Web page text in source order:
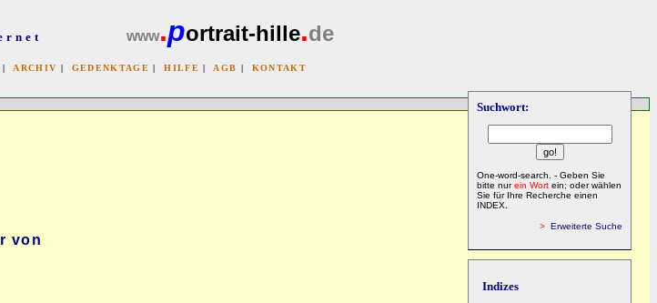
www.portrait-hille.de
| ARCHIV | GEDENKTAGE |HILFE | AGB | KONTAKT
Suchwort:
One-word-search. - Geben Sie
bitte nurein Wort ein; oder wählen
Sie für Ihre Recherche einen
INDEX.
> Erweiterte Suche
Indizes
von